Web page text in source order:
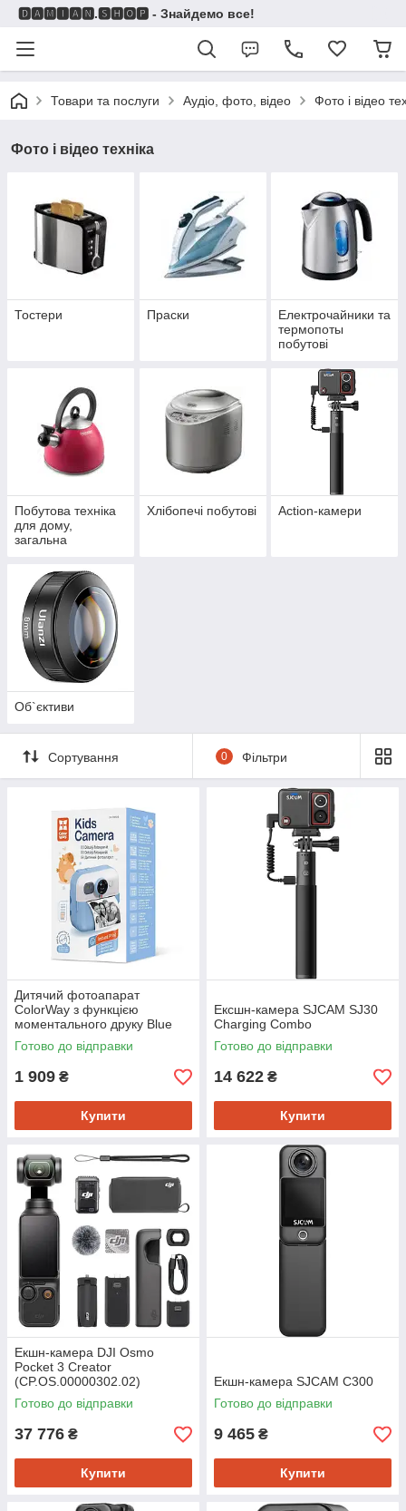
🅳🅰🅼🅸🅰🅽.🆂🅷🅾🅿 - Знайдемо все!
Товари та послуги Аудіо, фото, відео Фото і відео
Фото і відео техніка
Тостери Праски
Електрочайники та
термопоты
побутові
Побутова техніка
для дому,
загальна
Хлібопечі побутові Action-камери
Об`єктиви
Сортування 0 Фільтри
Дитячий фотоапарат
ColorWay з функцією
моментального друку Blue
(CW-PHP01B)
Готово до відправки
1 909 ₴
Купити
Ексшн-камера SJCAM SJ30
Charging Combo
Готово до відправки
14 622 ₴
Купити
Екшн-камера DJI Osmo
Pocket 3 Creator
(CP.OS.00000302.02)
Готово до відправки
37 776 ₴
Купити
Екшн-камера SJCAM C300
Готово до відправки
9 465 ₴
Купити